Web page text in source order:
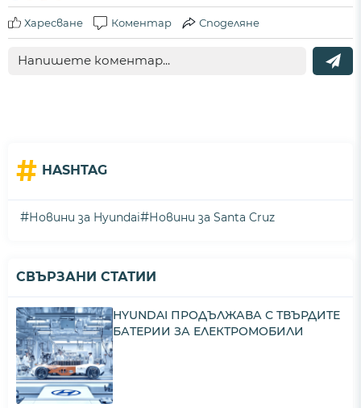
Харесване Коментар Споделяне
# HASHTAG
#Новини за Hyundai#Новини за Santa Cruz
СВЪРЗАНИ СТАТИИ
HYUNDAI ПРОДЪЛЖАВА С ТВЪРДИТЕ
БАТЕРИИ ЗА ЕЛЕКТРОМОБИЛИ